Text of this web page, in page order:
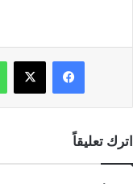
فيسبوك ‫X
اترك تعليقاً